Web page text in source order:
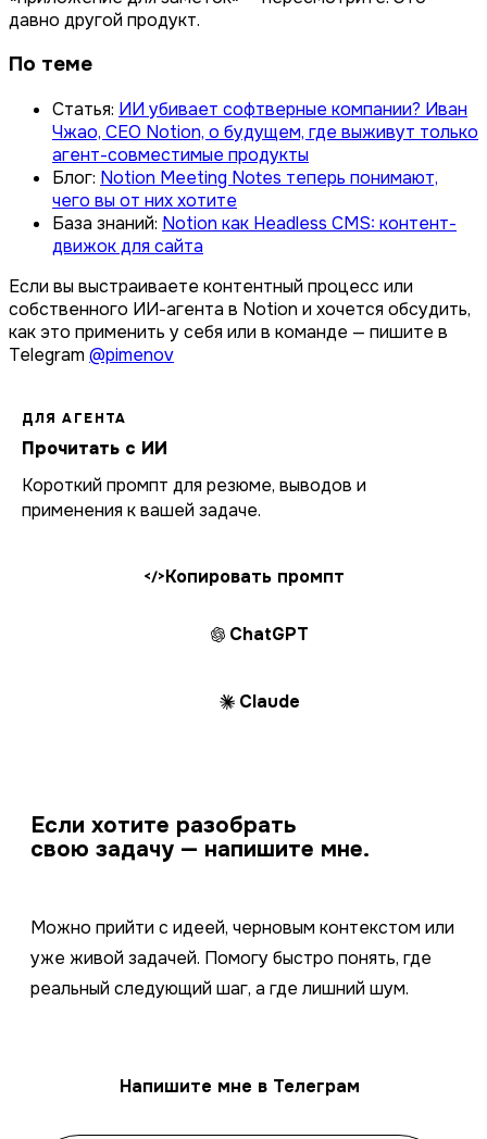
давно другой продукт.
По теме
Статья: ИИ убивает софтверные компании? Иван
Чжао, CEO Notion, о будущем, где выживут только
агент-совместимые продукты
Блог: Notion Meeting Notes теперь понимают,
чего вы от них хотите
База знаний: Notion как Headless CMS: контент-
движок для сайта
Если вы выстраиваете контентный процесс или
собственного ИИ-агента в Notion и хочется обсудить,
как это применить у себя или в команде — пишите в
Telegram @pimenov
ДЛЯ АГЕНТА
Прочитать с ИИ
Короткий промпт для резюме, выводов и
применения к вашей задаче.
</>Копировать промпт
ChatGPT
Claude
Если хотите разобрать
свою задачу — напишите мне.
Можно прийти с идеей, черновым контекстом или
уже живой задачей. Помогу быстро понять, где
реальный следующий шаг, а где лишний шум.
Напишите мне в Телеграм